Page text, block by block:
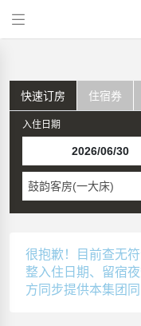
快速订房 住宿券
入住日期
鼓韵客房(一大床)
很抱歉！目前查无
整入住日期、留宿
方同步提供本集团